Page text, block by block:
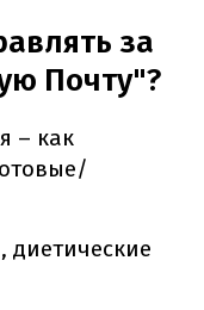
за
Почту"?
– как